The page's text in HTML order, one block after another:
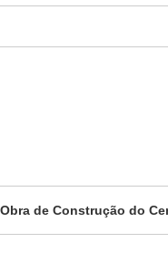
de Construção do